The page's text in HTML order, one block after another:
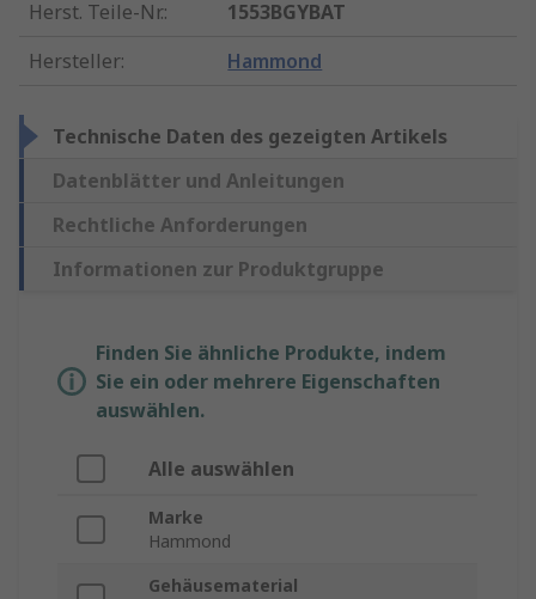
Herst. Teile-Nr.:
1553BGYBAT
Hersteller: Hammond
Technische Daten des gezeigten Artikels
Datenblätter und Anleitungen
Rechtliche Anforderungen
Informationen zur Produktgruppe
Finden Sie ähnliche Produkte, indem
Sie ein oder mehrere Eigenschaften
auswählen.
Alle auswählen
Marke
Hammond
Gehäusematerial